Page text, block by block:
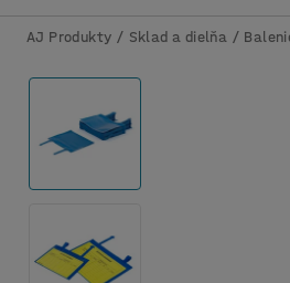
AJ Produkty Sklad a dielňa